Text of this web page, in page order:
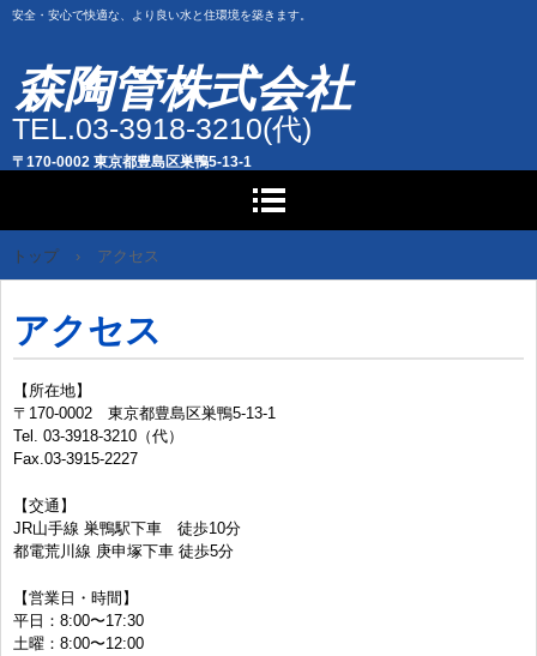
森陶管株式会社
安全・安心で快適な、より良い水と住環境を築きます。
TEL.03-3918-3210(代)
〒170-0002 東京都豊島区巣鴨5-13-1
トップ › アクセス
アクセス
【所在地】
〒170-0002 東京都豊島区巣鴨5-13-1
Tel. 03-3918-3210（代）
Fax.03-3915-2227
【交通】
JR山手線 巣鴨駅下車 徒歩10分
都電荒川線 庚申塚下車 徒歩5分
【営業日・時間】
平日：8:00〜17:30
土曜：8:00〜12:00